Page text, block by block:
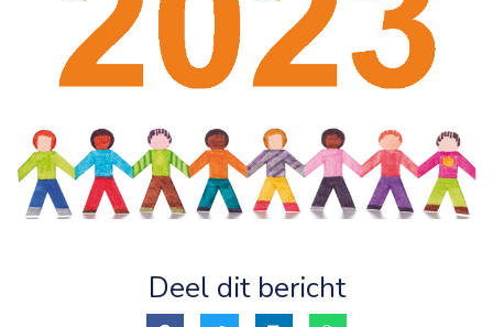
Deel dit bericht